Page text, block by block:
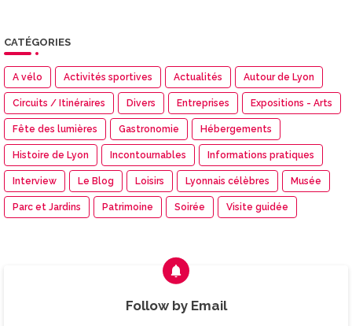
CATÉGORIES
A vélo Activités sportives Actualités Autour de Lyon
Circuits / Itinéraires Divers Entreprises Expositions - Arts
Fête des lumières Gastronomie Hébergements
Histoire de Lyon Incontournables Informations pratiques
Interview Le Blog Loisirs Lyonnais célèbres Musée
Parc et Jardins Patrimoine Soirée Visite guidée
Follow by Email